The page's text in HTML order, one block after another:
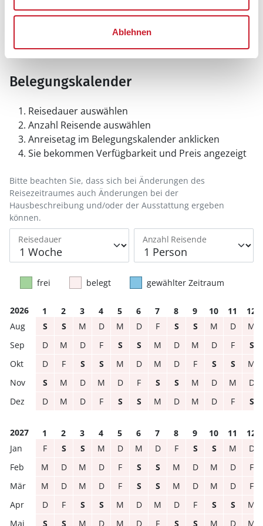
Ablehnen
Belegungskalender
Reisedauer auswählen
Anzahl Reisende auswählen
Anreisetag im Belegungskalender anklicken
Sie bekommen Verfügbarkeit und Preis angezeigt
Reisedauer Anzahl Reisende
Bitte beachten Sie, dass sich bei Änderungen des
Reisezeitraumes auch Änderungen bei der
Hausbeschreibung und/oder der Ausstattung ergeben
können.
frei belegt gewählter Zeitraum
2026 1 2 3 4 5 6 7 8 9 10 11
12
S
S M D M D F S S M D
M
D
M D F S S M D M D F
S
D
F S S M D M D F S S
M
S
M D M D F S S M D M
D
D
M D F S S M D M D F S
2027 1 2 3 4 5 6 7 8 9 10 11
12
F
S S M D M D F S S M
D
M
D M D F S S M D M D
F
M
D M D F S S M D M D
F
D
F S S M D M D F S S
M
S
S M D M D F S S M D M